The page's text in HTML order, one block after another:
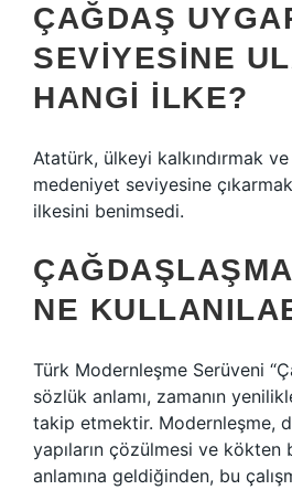
ÇAĞDAŞ
SEVIYESINE
HANGI ILKE?
Atatürk, ülkeyi kalkındırmak
medeniyet seviyesine
ilkesini benimsedi.
NE
Türk Modernleşme Serüveni
sözlük anlamı, zamanın
takip etmektir. Modernleşme,
yapıların çözülmesi ve kökten
anlamına geldiğinden, bu